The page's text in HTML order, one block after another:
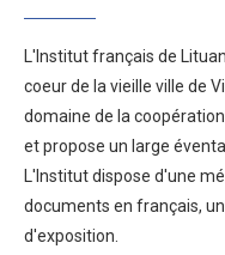
L'Institut français de
coeur de la vieille ville de
domaine de la
et propose un large
L'Institut dispose d'une
documents en français,
d'exposition.